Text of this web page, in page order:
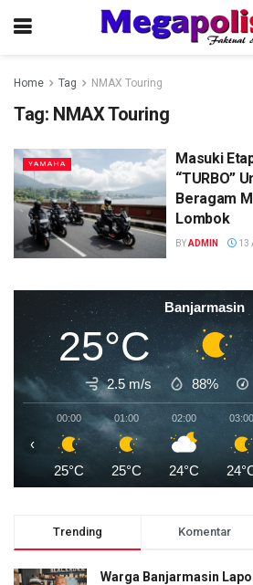
Home Tag NMAX Touring
Tag: NMAX Touring
YAMAHA
Masuki
“TURBO”
Beragam
Lombok
BYADMIN 13
Banjarmasin
25°C
2.5 m/s 88%
00:00
25°C
01:00
25°C
02:00
24°C
03:00
‹
Trending Komentar
Warga Banjarmasin